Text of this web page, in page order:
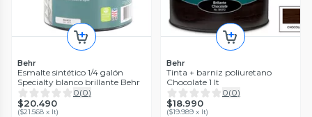
Behr
Esmalte sintético 1/4 galón
Specialty blanco brillante Behr
0(0)
$20.490
($21.568 x lt)
Behr
Tinta + barniz poliuretano
Chocolate 1 lt
0(0)
$18.990
($19.989 x lt)